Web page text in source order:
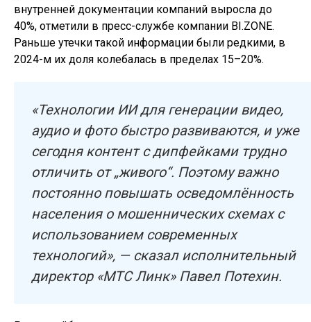
внутренней документации компаний выросла до
40%, отметили в пресс-службе компании BI.ZONE.
Раньше утечки такой информации были редкими, в
2024-м их доля колебалась в пределах 15–20%.
«Технологии ИИ для генерации видео,
аудио и фото быстро развиваются, и уже
сегодня контент с дипфейками трудно
отличить от „живого“. Поэтому важно
постоянно повышать осведомлённость
населения о мошеннических схемах с
использованием современных
технологий», — сказал исполнительный
директор «МТС Линк» Павел Потехин.